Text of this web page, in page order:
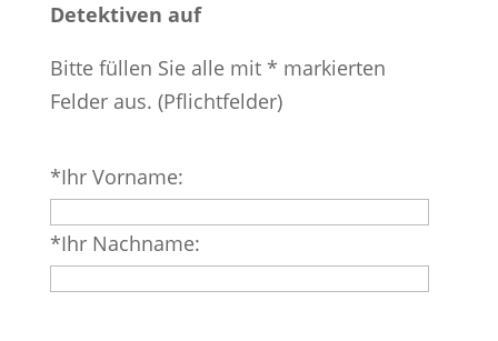
Detektiven auf
Bitte füllen Sie alle mit * markierten
Felder aus. (Pflichtfelder)
lasse
dieses
Feld
leer.
*Ihr Vorname:
*Ihr Nachname: